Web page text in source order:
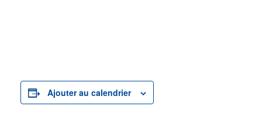
Ajouter au calendrier